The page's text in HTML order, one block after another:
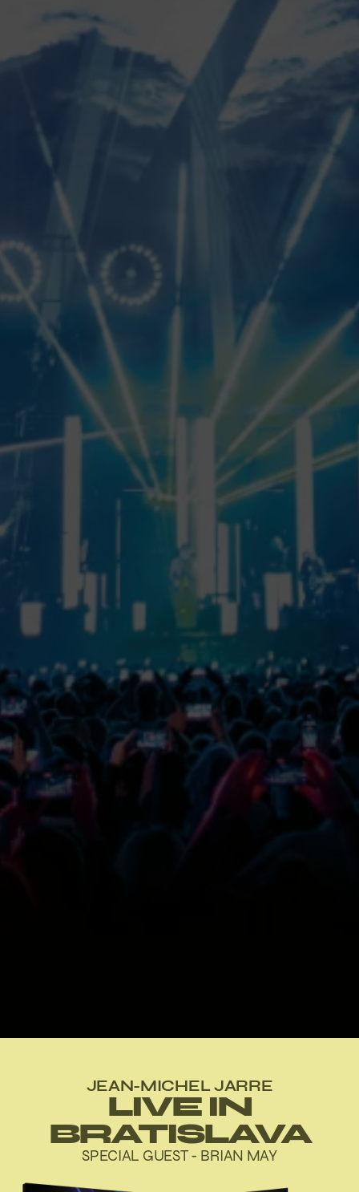
JEAN-MICHEL JARRE
LIVE IN
BRATISLAVA
SPECIAL GUEST - BRIAN MAY